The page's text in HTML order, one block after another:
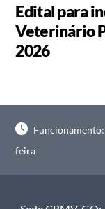
Edital para
Veterinário
2026
Funcionamento:
feira